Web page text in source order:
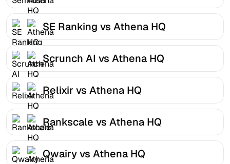
SE Ranking vs Athena HQ
Scrunch AI vs Athena HQ
Relixir vs Athena HQ
Rankscale vs Athena HQ
Qwairy vs Athena HQ